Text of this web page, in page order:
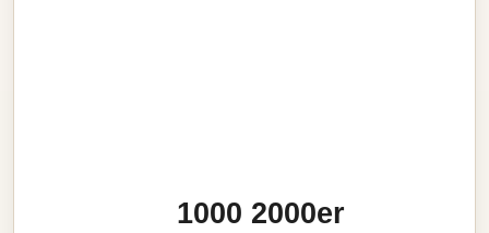
1000 2000er